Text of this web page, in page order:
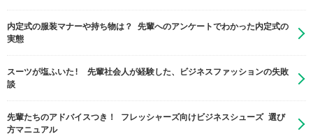
内定式の服装マナーや持ち物は？ 先輩へのアンケートでわかった内定式の
実態
スーツが塩ふいた! 先輩社会人が経験した、ビジネスファッションの失敗
談
先輩たちのアドバイスつき！ フレッシャーズ向けビジネスシューズ 選び
方マニュアル